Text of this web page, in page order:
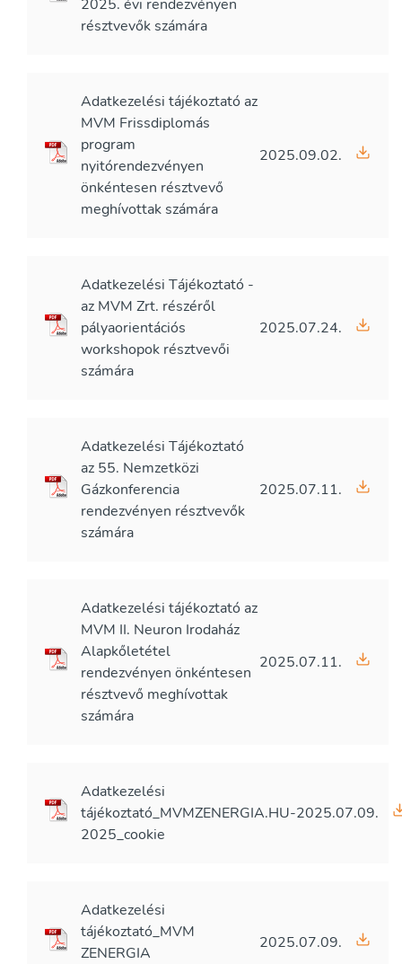
2025. évi rendezvényen
résztvevők számára
Adatkezelési tájékoztató az
MVM Frissdiplomás
program
nyitórendezvényen
önkéntesen résztvevő
meghívottak számára
2025.09.02.
Adatkezelési Tájékoztató -
az MVM Zrt. részéről
pályaorientációs
workshopok résztvevői
számára
2025.07.24.
Adatkezelési Tájékoztató
az 55. Nemzetközi
Gázkonferencia
rendezvényen résztvevők
számára
2025.07.11.
Adatkezelési tájékoztató az
MVM II. Neuron Irodaház
Alapkőletétel
rendezvényen önkéntesen
résztvevő meghívottak
számára
2025.07.11.
Adatkezelési
tájékoztató_MVMZENERGIA.HU-
2025_cookie
2025.07.09.
Adatkezelési
tájékoztató_MVM
ZENERGIA
2025.07.09.